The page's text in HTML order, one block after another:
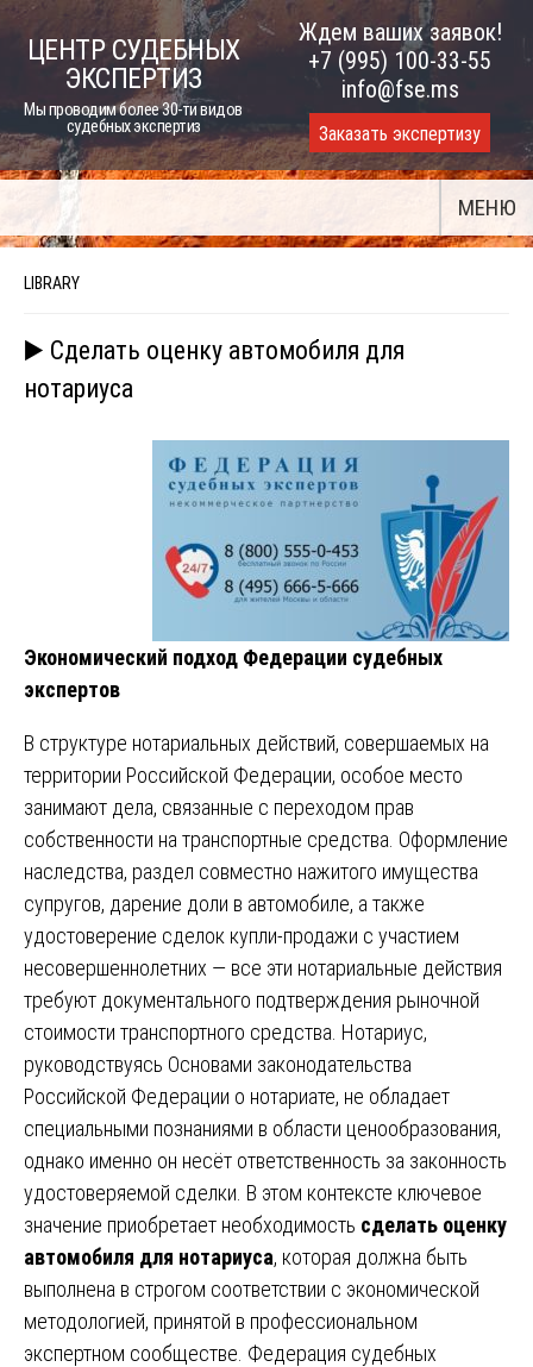
Skip
ЦЕНТР СУДЕБНЫХ
ЭКСПЕРТИЗ
Мы проводим более 30-ти видов
судебных экспертиз
Ждем ваших заявок!
+7 (995) 100-33-55
info@fse.ms
Заказать экспертизу
МЕНЮ
LIBRARY
▶️ Сделать оценку автомобиля для
нотариуса
Экономический подход Федерации судебных
экспертов
В структуре нотариальных действий, совершаемых на
территории Российской Федерации, особое место
занимают дела, связанные с переходом прав
собственности на транспортные средства. Оформление
наследства, раздел совместно нажитого имущества
супругов, дарение доли в автомобиле, а также
удостоверение сделок купли-продажи с участием
несовершеннолетних — все эти нотариальные действия
требуют документального подтверждения рыночной
стоимости транспортного средства. Нотариус,
руководствуясь Основами законодательства
Российской Федерации о нотариате, не обладает
специальными познаниями в области ценообразования,
однако именно он несёт ответственность за законность
удостоверяемой сделки. В этом контексте ключевое
значение приобретает необходимость сделать оценку
автомобиля для нотариуса, которая должна быть
выполнена в строгом соответствии с экономической
методологией, принятой в профессиональном
экспертном сообществе. Федерация судебных